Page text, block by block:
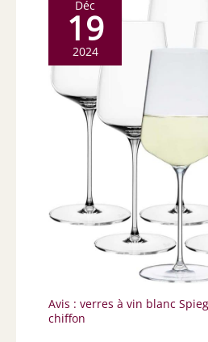
Déc
19
2024
Avis : verres à vin blanc
chiffon